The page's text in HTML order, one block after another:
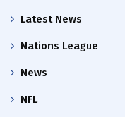
Latest News
Nations League
News
NFL